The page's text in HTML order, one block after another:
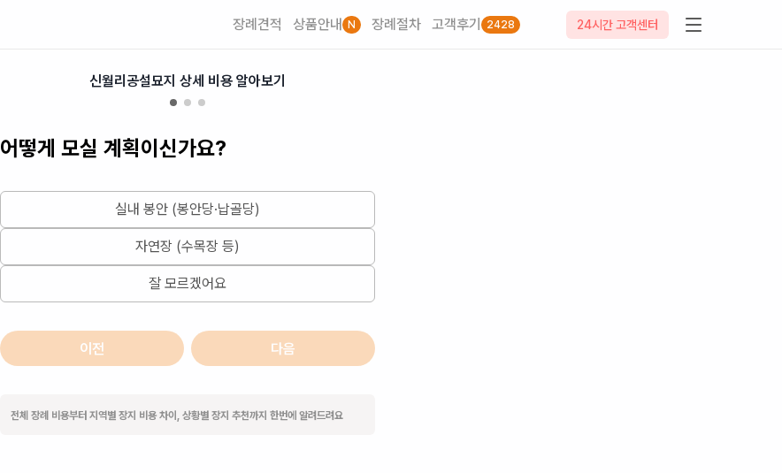
장례견적 상품안내 N 장례절차 고객후기 2428 24시간 고객센터
신월리공설묘지 상세 비용 알아보기
어떻게 모실 계획이신가요?
실내 봉안 (봉안당·납골당)
자연장 (수목장 등)
잘 모르겠어요
이전 다음
전체 장례 비용부터 지역별 장지 비용 차이, 상황별 장지 추천까지 한번에 알려드려요